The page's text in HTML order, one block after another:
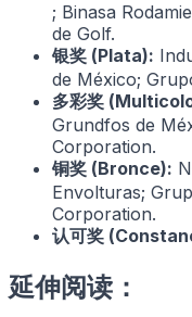
; Binasa
de Golf.
银奖 (Plata):
de México;
多彩奖
Grundfos de
Corporation.
铜奖 (Bronce):
Envolturas;
Corporation.
认可奖
延伸阅读：